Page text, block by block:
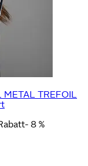
TREFOIL
- 8 %